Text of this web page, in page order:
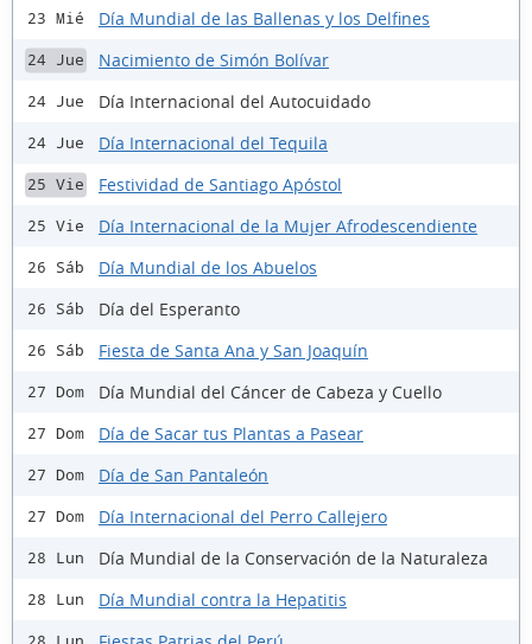
23 Mié Día Mundial de las Ballenas y los Delfines
24 Jue Nacimiento de Simón Bolívar
24 Jue Día Internacional del Autocuidado
24 Jue Día Internacional del Tequila
25 Vie Festividad de Santiago Apóstol
25 Vie Día Internacional de la Mujer Afrodescendiente
26 Sáb Día Mundial de los Abuelos
26 Sáb Día del Esperanto
26 Sáb Fiesta de Santa Ana y San Joaquín
27 Dom Día Mundial del Cáncer de Cabeza y Cuello
27 Dom Día de Sacar tus Plantas a Pasear
27 Dom Día de San Pantaleón
27 Dom Día Internacional del Perro Callejero
28 Lun Día Mundial de la Conservación de la Naturaleza
28 Lun Día Mundial contra la Hepatitis